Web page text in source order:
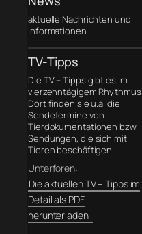
aktuelle Nachrichten und
Informationen
TV-Tipps
Die TV – Tipps gibt es im
vierzehntägigem Rhythmus.
Dort finden sie u.a. die
Sendetermine von
Tierdokumentationen bzw.
Sendungen, die sich mit
Tieren beschäftigen.
Unterforen:
Die aktuellen TV – Tipps im
Detail als PDF
herunterladen